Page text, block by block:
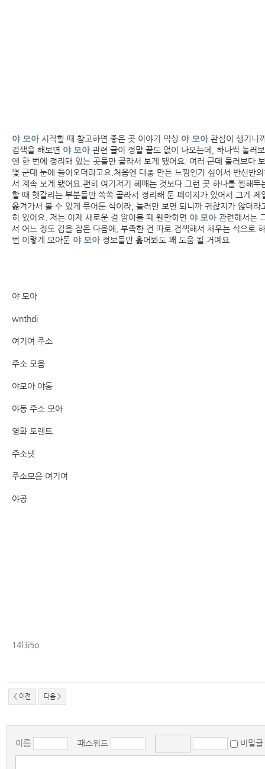
야 모아시작할 때 참고하면 좋은 곳 이야기 막상 야 모아관심이 생기니
검색을 해보면 야 모아관련 글이 정말 끝도 없이 나오는데, 하나씩 눌러
엔 한 번에 정리돼 있는 곳들만 골라서 보게 됐어요. 여러 군데 둘러보다
몇 군데 눈에 들어오더라고요.처음엔 대충 만든 느낌인가 싶어서 반신반
서 계속 보게 됐어요.괜히 여기저기 헤매는 것보다 그런 곳 하나를 찜해
할 때 헷갈리는 부분들만 쏙쏙 골라서 정리해 둔 페이지가 있어서 그게
옮겨가서 볼 수 있게 묶어둔 식이라, 눌러만 보면 되니까 귀찮지가 않더
히 있어요. 저는 이제 새로운 걸 알아볼 때 웬만하면 야 모아관련해서는
서 어느 정도 감을 잡은 다음에, 부족한 건 따로 검색해서 채우는 식으로
번 이렇게 모아둔 야 모아정보들만 훑어봐도 꽤 도움 될 거예요.
야 모아
wnthdi
여기여 주소
주소 모음
야모아 야동
야동 주소 모아
영화 토렌트
주소넷
주소모음 여기여
야공
14l3i5o
< 이전 다음 >
이름 패스워드 비밀글